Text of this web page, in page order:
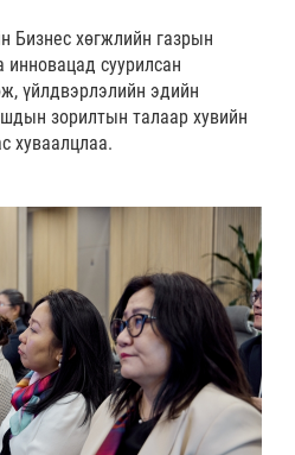
Бизнес хөгжлийн газрын
инновацад суурилсан
үйлдвэрлэлийн эдийн
зорилтын талаар хувийн
хуваалцлаа.